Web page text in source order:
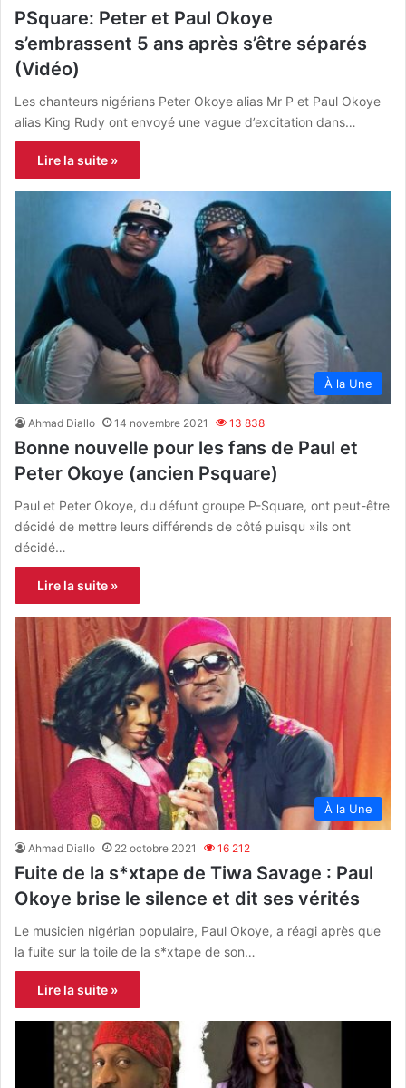
PSquare: Peter et Paul Okoye
s’embrassent 5 ans après s’être séparés
(Vidéo)
Les chanteurs nigérians Peter Okoye alias Mr P et Paul Okoye
alias King Rudy ont envoyé une vague d’excitation dans…
Lire la suite »
À la Une
Ahmad Diallo 14 novembre 2021 13 838
Bonne nouvelle pour les fans de Paul et
Peter Okoye (ancien Psquare)
Paul et Peter Okoye, du défunt groupe P-Square, ont peut-être
décidé de mettre leurs différends de côté puisqu »ils ont
décidé…
Lire la suite »
À la Une
Ahmad Diallo 22 octobre 2021 16 212
Fuite de la s*xtape de Tiwa Savage : Paul
Okoye brise le silence et dit ses vérités
Le musicien nigérian populaire, Paul Okoye, a réagi après que
la fuite sur la toile de la s*xtape de son…
Lire la suite »